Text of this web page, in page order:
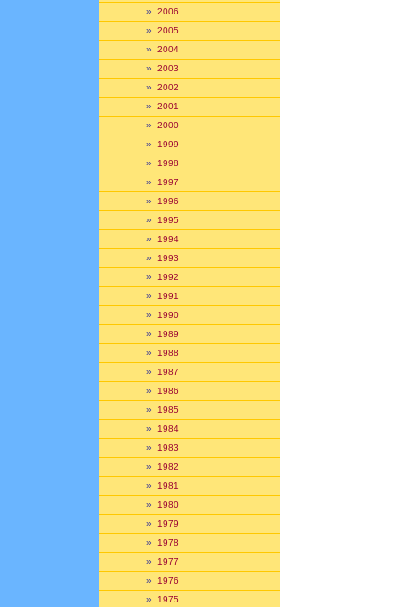
» 2006
» 2005
» 2004
» 2003
» 2002
» 2001
» 2000
» 1999
» 1998
» 1997
» 1996
» 1995
» 1994
» 1993
» 1992
» 1991
» 1990
» 1989
» 1988
» 1987
» 1986
» 1985
» 1984
» 1983
» 1982
» 1981
» 1980
» 1979
» 1978
» 1977
» 1976
» 1975